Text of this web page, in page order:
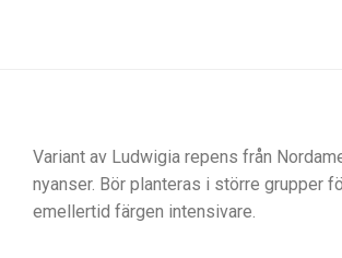
Variant av Ludwigia repens från
nyanser. Bör planteras i större grupper
emellertid färgen intensivare.